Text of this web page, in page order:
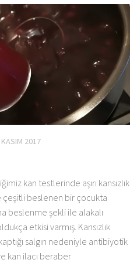
2017
kan testlerinde aşırı kansızlık
çeşitli beslenen bir çocukta
beslenme şekli ile alakalı
etkisi varmış. Kansızlık
salgın nedeniyle antibiyotik
kan ilacı beraber